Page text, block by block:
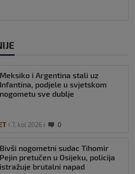
Meksiko i Argentina stali uz
Infantina, podjele u svjetskom
nogometu sve dublje
7. kol 2026 0
Bivši nogometni sudac Tihomir
Pejin pretučen u Osijeku, policija
istražuje brutalni napad